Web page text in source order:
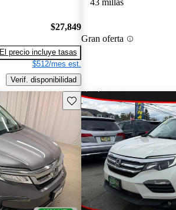
$27,849
El precio incluye tasas
$512/mes est.
Verif. disponibilidad
43 millas
Gran oferta
Guarda este Aviso